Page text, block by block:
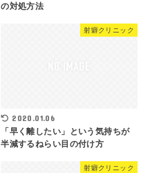
の対処方法
射癖クリニック
2020.01.06
「早く離したい」という気持ちが
半減するねらい目の付け方
射癖クリニック